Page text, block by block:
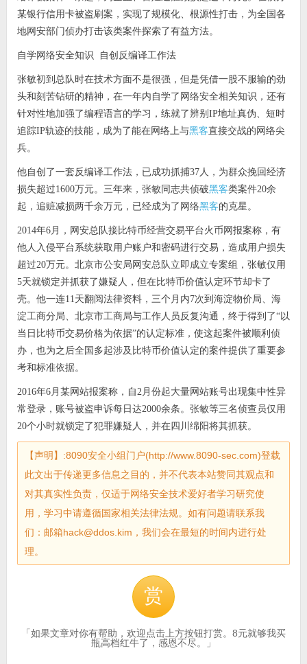
某银行信用卡被盗刷案，实现了规模化、根源性打击，为全国各
地网安部门侦办打击该类案件探索了有益方法。
自学网络安全知识 自创反编译工作法
张敏初到总队时在技术方面不是很强，但是凭借一股不服输的劲
头和刻苦钻研的精神，在一年内自学了网络安全相关知识，还有
针对性地加强了编程语言的学习，练就了辨别IP地址真伪、短时
追踪IP轨迹的技能，成为了能在网络上与黑客直接交战的网络尖
兵。
他自创了一套反编译工作法，已成功抓捕37人，为群众挽回经济
损失超过1600万元。三年来，张敏同志共侦破黑客类案件20余
起，追赃减损两千余万元，已经成为了网络黑客的克星。
2014年6月，网安总队接比特币经营交易平台火币网报案称，有
他人入侵平台系统获取用户账户和密码进行交易，造成用户损失
超过20万元。北京市公安局网安总队立即成立专案组，张敏仅用
5天就锁定并抓获了嫌疑人，但在比特币价值认定环节却卡了
壳。他一连11天翻阅法律资料，三个月内7次到海淀物价局、海
淀工商分局、北京市工商局与工作人员反复沟通，终于得到了“以
当日比特币交易价格为依据”的认定标准，使这起案件被顺利侦
办，也为之后全国多起涉及比特币价值认定的案件提供了重要参
考和标准依据。
2016年6月某网站报案称，自2月份起大量网站账号出现集中性异
常登录，账号被盗申诉每日达2000余条。张敏等三名侦查员仅用
20个小时就锁定了犯罪嫌疑人，并在四川绵阳将其抓获。
【声明】:8090安全小组门户(http://www.8090-sec.com)登载
此文出于传递更多信息之目的，并不代表本站赞同其观点和
对其真实性负责，仅适于网络安全技术爱好者学习研究使
用，学习中请遵循国家相关法律法规。如有问题请联系我
们：邮箱hack@ddos.kim，我们会在最短的时间内进行处
理。
赏
「如果文章对你有帮助，欢迎点击上方按钮打赏。8元就够我买
瓶高档红牛了，感恩不尽。」